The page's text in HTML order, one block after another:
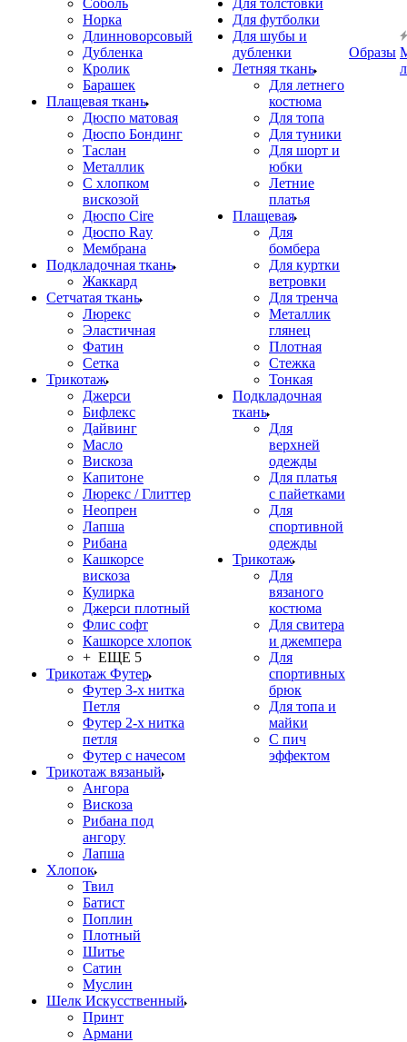
Соболь
Норка
Длинноворсовый
Дубленка
Кролик
Барашек
Плащевая ткань
Дюспо матовая
Дюспо Бондинг
Таслан
Металлик
С хлопком
вискозой
Дюспо Cire
Дюспо Ray
Мембрана
Подкладочная ткань
Жаккард
Сетчатая ткань
Люрекс
Эластичная
Фатин
Сетка
Трикотаж
Джерси
Бифлекс
Дайвинг
Масло
Вискоза
Капитоне
Люрекс / Глиттер
Неопрен
Лапша
Рибана
Кашкорсе
вискоза
Кулирка
Джерси плотный
Флис софт
Кашкорсе хлопок
+ ЕЩЕ 5
Трикотаж Футер
Футер 3-х нитка
Петля
Футер 2-х нитка
петля
Футер с начесом
Трикотаж вязаный
Ангора
Вискоза
Рибана под
ангору
Лапша
Хлопок
Твил
Батист
Поплин
Плотный
Шитье
Сатин
Муслин
Шелк Искусственный
Принт
Армани
Для толстовки
Для футболки
Для шубы и
дубленки
Летняя ткань
Для летнего
костюма
Для топа
Для туники
Для шорт и
юбки
Летние
платья
Плащевая
Для
бомбера
Для куртки
ветровки
Для тренча
Металлик
глянец
Плотная
Стежка
Тонкая
Подкладочная
ткань
Для
верхней
одежды
Для платья
с пайетками
Для
спортивной
одежды
Трикотаж
Для
вязаного
костюма
Для свитера
и джемпера
Для
спортивных
брюк
Для топа и
майки
С пич
эффектом
Образы